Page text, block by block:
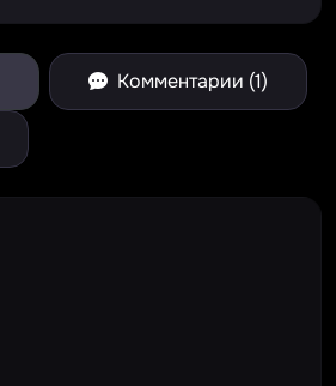
Комментарии (1)